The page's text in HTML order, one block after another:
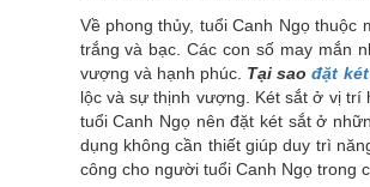
Về phong thủy, tuổi Canh Ngọ thuộc
trắng và bạc. Các con số may mắn
vượng và hạnh phúc. Tại saođặt
lộc và sự thịnh vượng. Két sắt ở vị
tuổi Canh Ngọ nên đặt két sắt ở
dụng không cần thiết giúp duy trì
công cho người tuổi Canh Ngọ trong